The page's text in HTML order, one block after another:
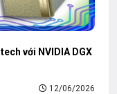
với NVIDIA DGX
12/06/2026